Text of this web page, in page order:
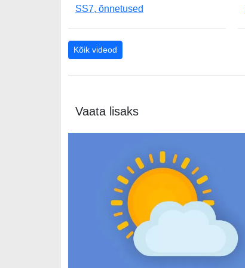
SS7, õnnetused
Kõik videod
Vaata lisaks